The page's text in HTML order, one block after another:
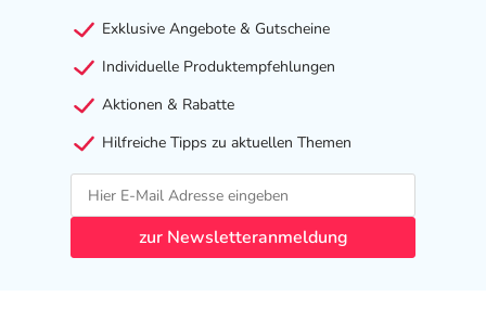
- Schwindel
- Epilepsie mit kleinen Muskelzuckungen
- Störung der Bewegungskoordination
- Gedächtnisstörungen
- Beeinträchtigung der Denkleistung (kognitive Störung)
- Schläfrigkeit
- Taubheitsgefühl
Exklusive Angebote & Gutscheine
Individuelle Produktempfehlungen
Aktionen & Rabatte
Hilfreiche Tipps zu aktuellen Themen
zur Newsletteranmeldung